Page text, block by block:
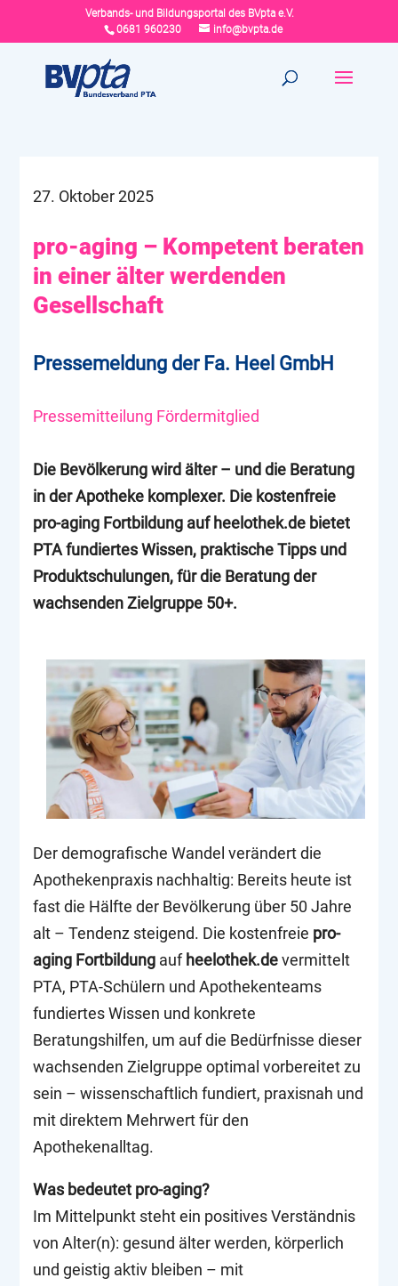
Verbands- und Bildungsportal des BVpta e.V.
0681 960230
info@bvpta.de
27. Oktober 2025
pro-aging – Kompetent beraten
in einer älter werdenden
Gesellschaft
Pressemeldung der Fa. Heel GmbH
Pressemitteilung Fördermitglied
Die Bevölkerung wird älter – und die Beratung
in der Apotheke komplexer. Die kostenfreie
pro-aging Fortbildung auf heelothek.de bietet
PTA fundiertes Wissen, praktische Tipps und
Produktschulungen, für die Beratung der
wachsenden Zielgruppe 50+.
Der demografische Wandel verändert die
Apothekenpraxis nachhaltig: Bereits heute ist
fast die Hälfte der Bevölkerung über 50 Jahre
alt – Tendenz steigend. Die kostenfreie pro-
aging Fortbildung auf heelothek.devermittelt
PTA, PTA-Schülern und Apothekenteams
fundiertes Wissen und konkrete
Beratungshilfen, um auf die Bedürfnisse dieser
wachsenden Zielgruppe optimal vorbereitet zu
sein – wissenschaftlich fundiert, praxisnah und
mit direktem Mehrwert für den
Apothekenalltag.
Was bedeutet pro-aging?
Im Mittelpunkt steht ein positives Verständnis
von Alter(n): gesund älter werden, körperlich
und geistig aktiv bleiben – mit